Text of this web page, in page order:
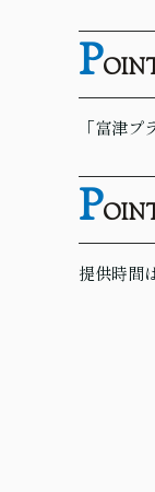
P
「富津
P
提供時間